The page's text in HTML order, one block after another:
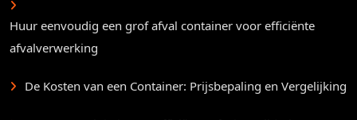
Huur eenvoudig een grof afval container voor efficiënte
afvalverwerking
De Kosten van een Container: Prijsbepaling en Vergelijking